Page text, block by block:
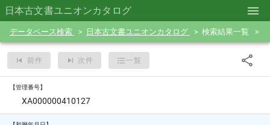
日本古文書ユニオンカタログ
データベース検索 日本古文書ユニオンカタログ 検索結果一覧
前件 次件 一覧
【管理番号】
XA000000410127